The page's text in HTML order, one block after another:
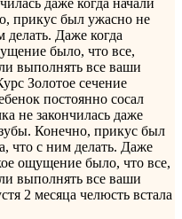
прикус был ужасно не
Даже когда
было, что все,
выполнять все ваши
Золотое сечение
постоянно сосал
не закончилась даже
Конечно, прикус был
что с ним делать. Даже
ощущение было, что все,
выполнять все ваши
2 месяца челюсть встала